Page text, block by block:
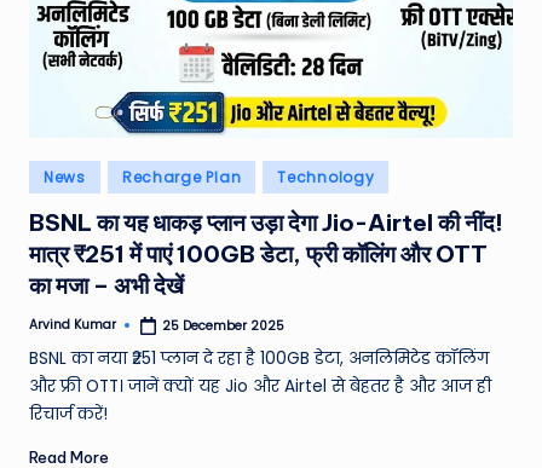
Posted
in
News Recharge Plan Technology
BSNL का यह धाकड़ प्लान उड़ा देगा Jio-Airtel की नींद!
मात्र ₹251 में पाएं 100GB डेटा, फ्री कॉलिंग और OTT
का मजा – अभी देखें
Posted
Arvind Kumar 25 December 2025
BSNL का नया ₹251 प्लान दे रहा है 100GB डेटा, अनलिमिटेड कॉलिंग
और फ्री OTT। जानें क्यों यह Jio और Airtel से बेहतर है और आज ही
रिचार्ज करें!
Read More